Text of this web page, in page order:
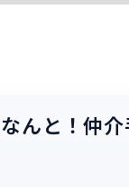
んと！仲介